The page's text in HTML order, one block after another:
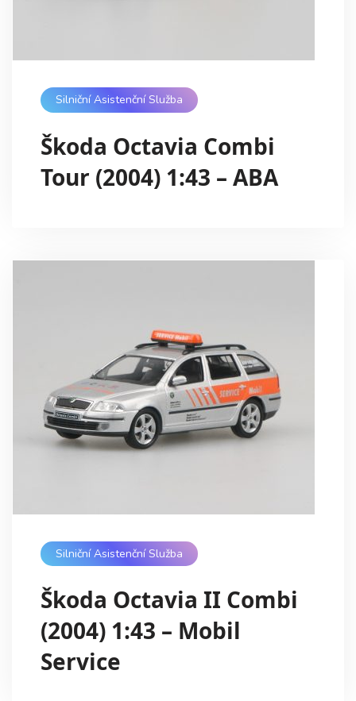
Silniční Asistenční Služba
Škoda Octavia Combi
Tour (2004) 1:43 – ABA
Silniční Asistenční Služba
Škoda Octavia II Combi
(2004) 1:43 – Mobil
Service